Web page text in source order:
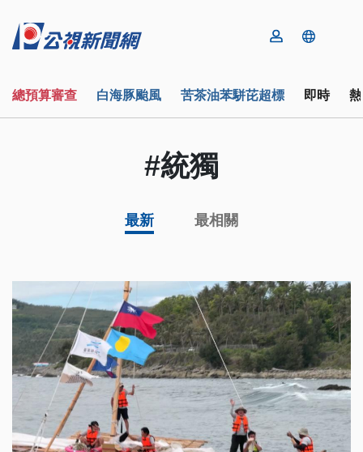
總預算審查 白海豚颱風 苦茶油苯駢芘超標 即時
#統獨
最新 最相關